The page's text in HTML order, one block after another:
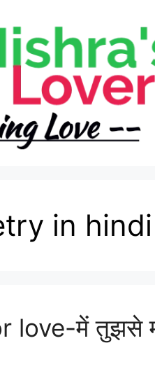
in hindi
में तुझसे